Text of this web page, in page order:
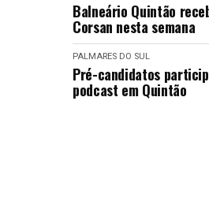
Balneário Quintão
Corsan nesta semana
PALMARES DO SUL
Pré-candidatos
podcast em Quintão